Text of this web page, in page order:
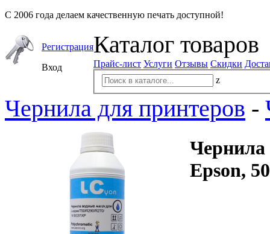
С 2006 года делаем качественную печать доступной!
Регистрация
Вход
Каталог товаров
Прайс-лист Услуги Отзывы Скидки
z
Чернила для принтеров -
Чернила
Epson,